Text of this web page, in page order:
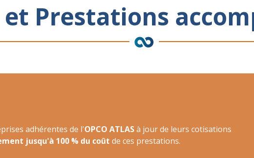
Prestations
adhérentes de l'OPCO ATLASà jour de leurs cotisations
jusqu'à 100 % du coût de ces prestations.